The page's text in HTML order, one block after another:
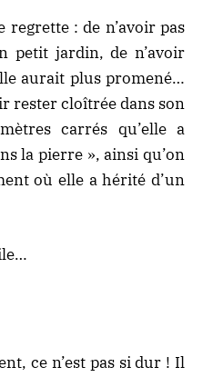
: de n’avoir pas
petit jardin, de n’avoir
aurait plus promené…
rester cloîtrée dans son
carrés qu’elle a
la pierre », ainsi qu’on
où elle a hérité d’un
ce n’est pas si dur ! Il